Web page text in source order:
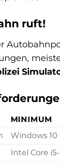
ruft!
MINIMUM
Windows
Intel Core